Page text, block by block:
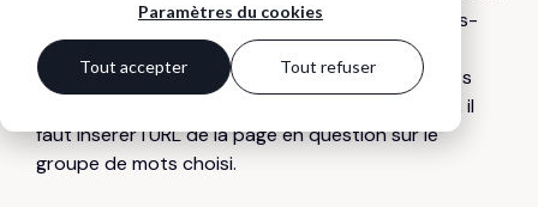
Paramètres du cookies
Tout accepter Tout refuser
sur le marketing dans un paragraphe sur les mots-
clés "améliorer sa stratégie marketing". Ainsi, un
utilisateur va pouvoir naviguer entre les différents
liens d'un site internet. Pour ajouter un hyperlien, il
faut insérer l'URL de la page en question sur le
groupe de mots choisi.